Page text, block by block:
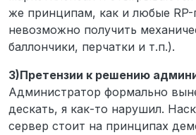
же принципам, как и любые
невозможно получить
баллончики, перчатки и т.п.).
3)Претензии к решению
Администратор формально
дескать, я как-то нарушил.
сервер стоит на принципах